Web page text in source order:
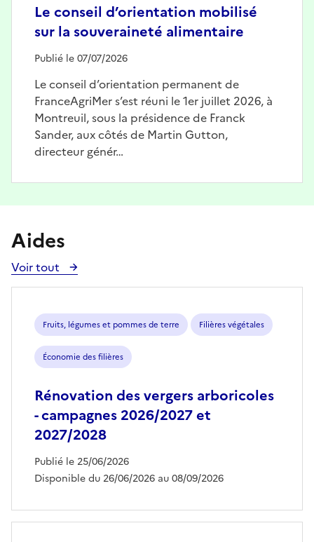
Le conseil d’orientation mobilisé
sur la souveraineté alimentaire
Publié le 07/07/2026
Le conseil d’orientation permanent de
FranceAgriMer s’est réuni le 1er juillet 2026, à
Montreuil, sous la présidence de Franck
Sander, aux côtés de Martin Gutton,
directeur génér…
Aides
Voir tout
Voir
toutes
aides
Fruits, légumes et pommes de terre Filières végétales
Économie des filières
Rénovation des vergers arboricoles
- campagnes 2026/2027 et
2027/2028
Publié le 25/06/2026
Disponible du 26/06/2026 au 08/09/2026